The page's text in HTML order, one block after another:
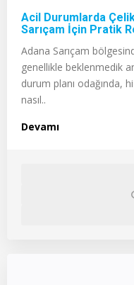
Acil Durumlarda
Sarıçam İçin Pratik
Adana Sarıçam
genellikle beklenmedik
durum planı odağında,
nasıl..
Devamı